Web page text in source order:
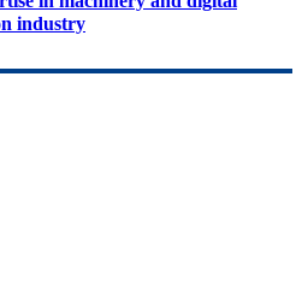
industry